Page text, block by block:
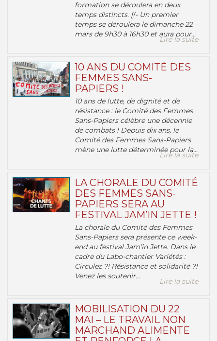
formation se déroulera en deux
temps distincts. [(- Un premier
temps se déroulera le dimanche 22
mars de 9h30 à 16h30 et aura pour...
Lire la suite
10 ANS DU COMITÉ DES
FEMMES SANS-
PAPIERS !
10 ans de lutte, de dignité et de
résistance : le Comité des Femmes
Sans-Papiers célèbre une décennie
de combats ! Depuis dix ans, le
Comité des Femmes Sans-Papiers
mène une lutte déterminée pour la...
Lire la suite
LA CHORALE DU COMITÉ
DES FEMMES SANS-
PAPIERS SERA AU
FESTIVAL JAM’IN JETTE !
La chorale du Comité des Femmes
Sans-Papiers sera présente ce week-
end au festival Jam’in Jette. Dans le
cadre du Labo-chantier Variétés :
Circulez ?! Résistance et solidarité ?!
Venez les soutenir...
Lire la suite
MOBILISATION DU 22
MAI – LE TRAVAIL NON
MARCHAND ALIMENTE